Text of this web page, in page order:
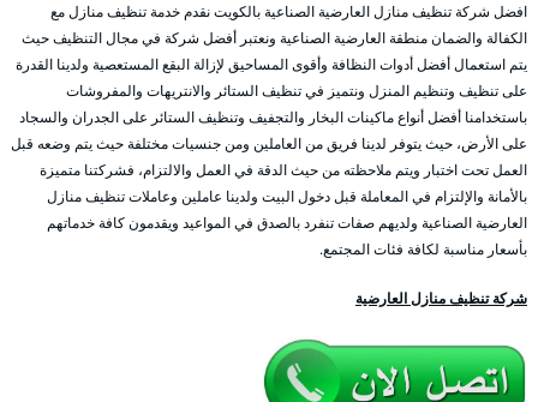
افضل شركة تنظيف منازل العارضية الصناعية بالكويت نقدم خدمة تنظيف منازل مع
الكفالة والضمان منطقة العارضية الصناعية ونعتبر أفضل شركة في مجال التنظيف حيث
يتم استعمال أفضل أدوات النظافة وأقوى المساحيق لإزالة البقع المستعصية ولدينا القدرة
على تنظيف وتنظيم المنزل ونتميز في تنظيف الستائر والانتريهات والمفروشات
باستخدامنا أفضل أنواع ماكينات البخار والتجفيف وتنظيف الستائر على الجدران والسجاد
على الأرض، حيث يتوفر لدينا فريق من العاملين ومن جنسيات مختلفة حيث يتم وضعه قبل
العمل تحت اختبار ويتم ملاحظته من حيث الدقة في العمل والالتزام، فشركتنا متميزة
بالأمانة والإلتزام في المعاملة قبل دخول البيت ولدينا عاملين وعاملات تنظيف منازل
العارضية الصناعية ولديهم صفات تنفرد بالصدق في المواعيد ويقدمون كافة خدماتهم
بأسعار مناسبة لكافة فئات المجتمع.
شركة تنظيف منازل العارضية